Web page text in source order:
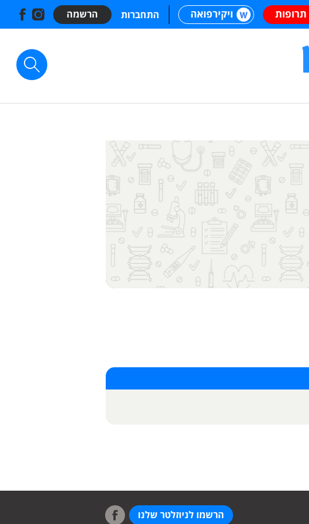
תרופות ויקירפואה התחברות הרשמה
הרשמו לניוזלטר שלנו